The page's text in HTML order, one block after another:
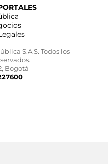
S.A.S. Todos los
Bogotá